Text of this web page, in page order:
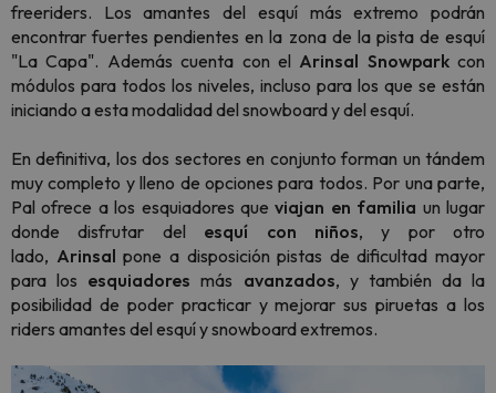
freeriders. Los amantes del esquí más extremo podrán
encontrar fuertes pendientes en la zona de la pista de esquí
"La Capa". Además cuenta con el Arinsal Snowparkcon
módulos para todos los niveles, incluso para los que se están
iniciando a esta modalidad del snowboardy del esquí.
En definitiva, los dos sectores en conjunto forman un tándem
muy completo y lleno de opciones para todos. Por una parte,
Pal ofrece a los esquiadores queviajan en familia un lugar
donde disfrutar del esquí con niños, y por otro
lado, Arinsal pone a disposición pistas de dificultad mayor
para los esquiadores más avanzados, y también da la
posibilidad de poder practicar y mejorar sus piruetas a los
riders amantes del esquí ysnowboardextremos.